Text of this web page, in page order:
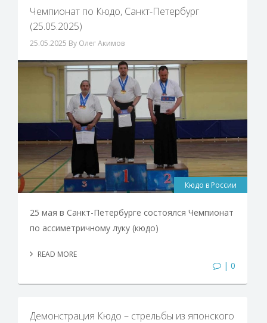
Чемпионат по Кюдо, Санкт-Петербург
(25.05.2025)
25.05.2025 By Олег Акимов
Кюдо в России
25 мая в Санкт-Петербурге состоялся Чемпионат
по ассиметричному луку (кюдо)
READ MORE
| 0
Демонстрация Кюдо – стрельбы из японского